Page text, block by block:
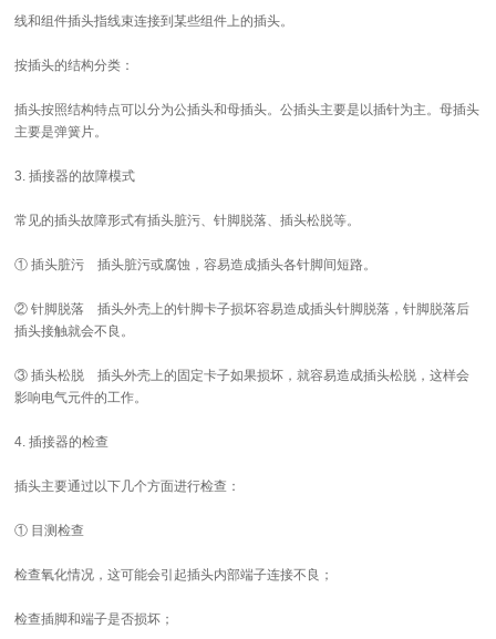
线和组件插头指线束连接到某些组件上的插头。
按插头的结构分类：
插头按照结构特点可以分为公插头和母插头。公插头主要是以插针为主。母插头
主要是弹簧片。
3. 插接器的故障模式
常见的插头故障形式有插头脏污、针脚脱落、插头松脱等。
① 插头脏污 插头脏污或腐蚀，容易造成插头各针脚间短路。
② 针脚脱落 插头外壳上的针脚卡子损坏容易造成插头针脚脱落，针脚脱落后
插头接触就会不良。
③ 插头松脱 插头外壳上的固定卡子如果损坏，就容易造成插头松脱，这样会
影响电气元件的工作。
4. 插接器的检查
插头主要通过以下几个方面进行检查：
① 目测检查
检查氧化情况，这可能会引起插头内部端子连接不良；
检查插脚和端子是否损坏；